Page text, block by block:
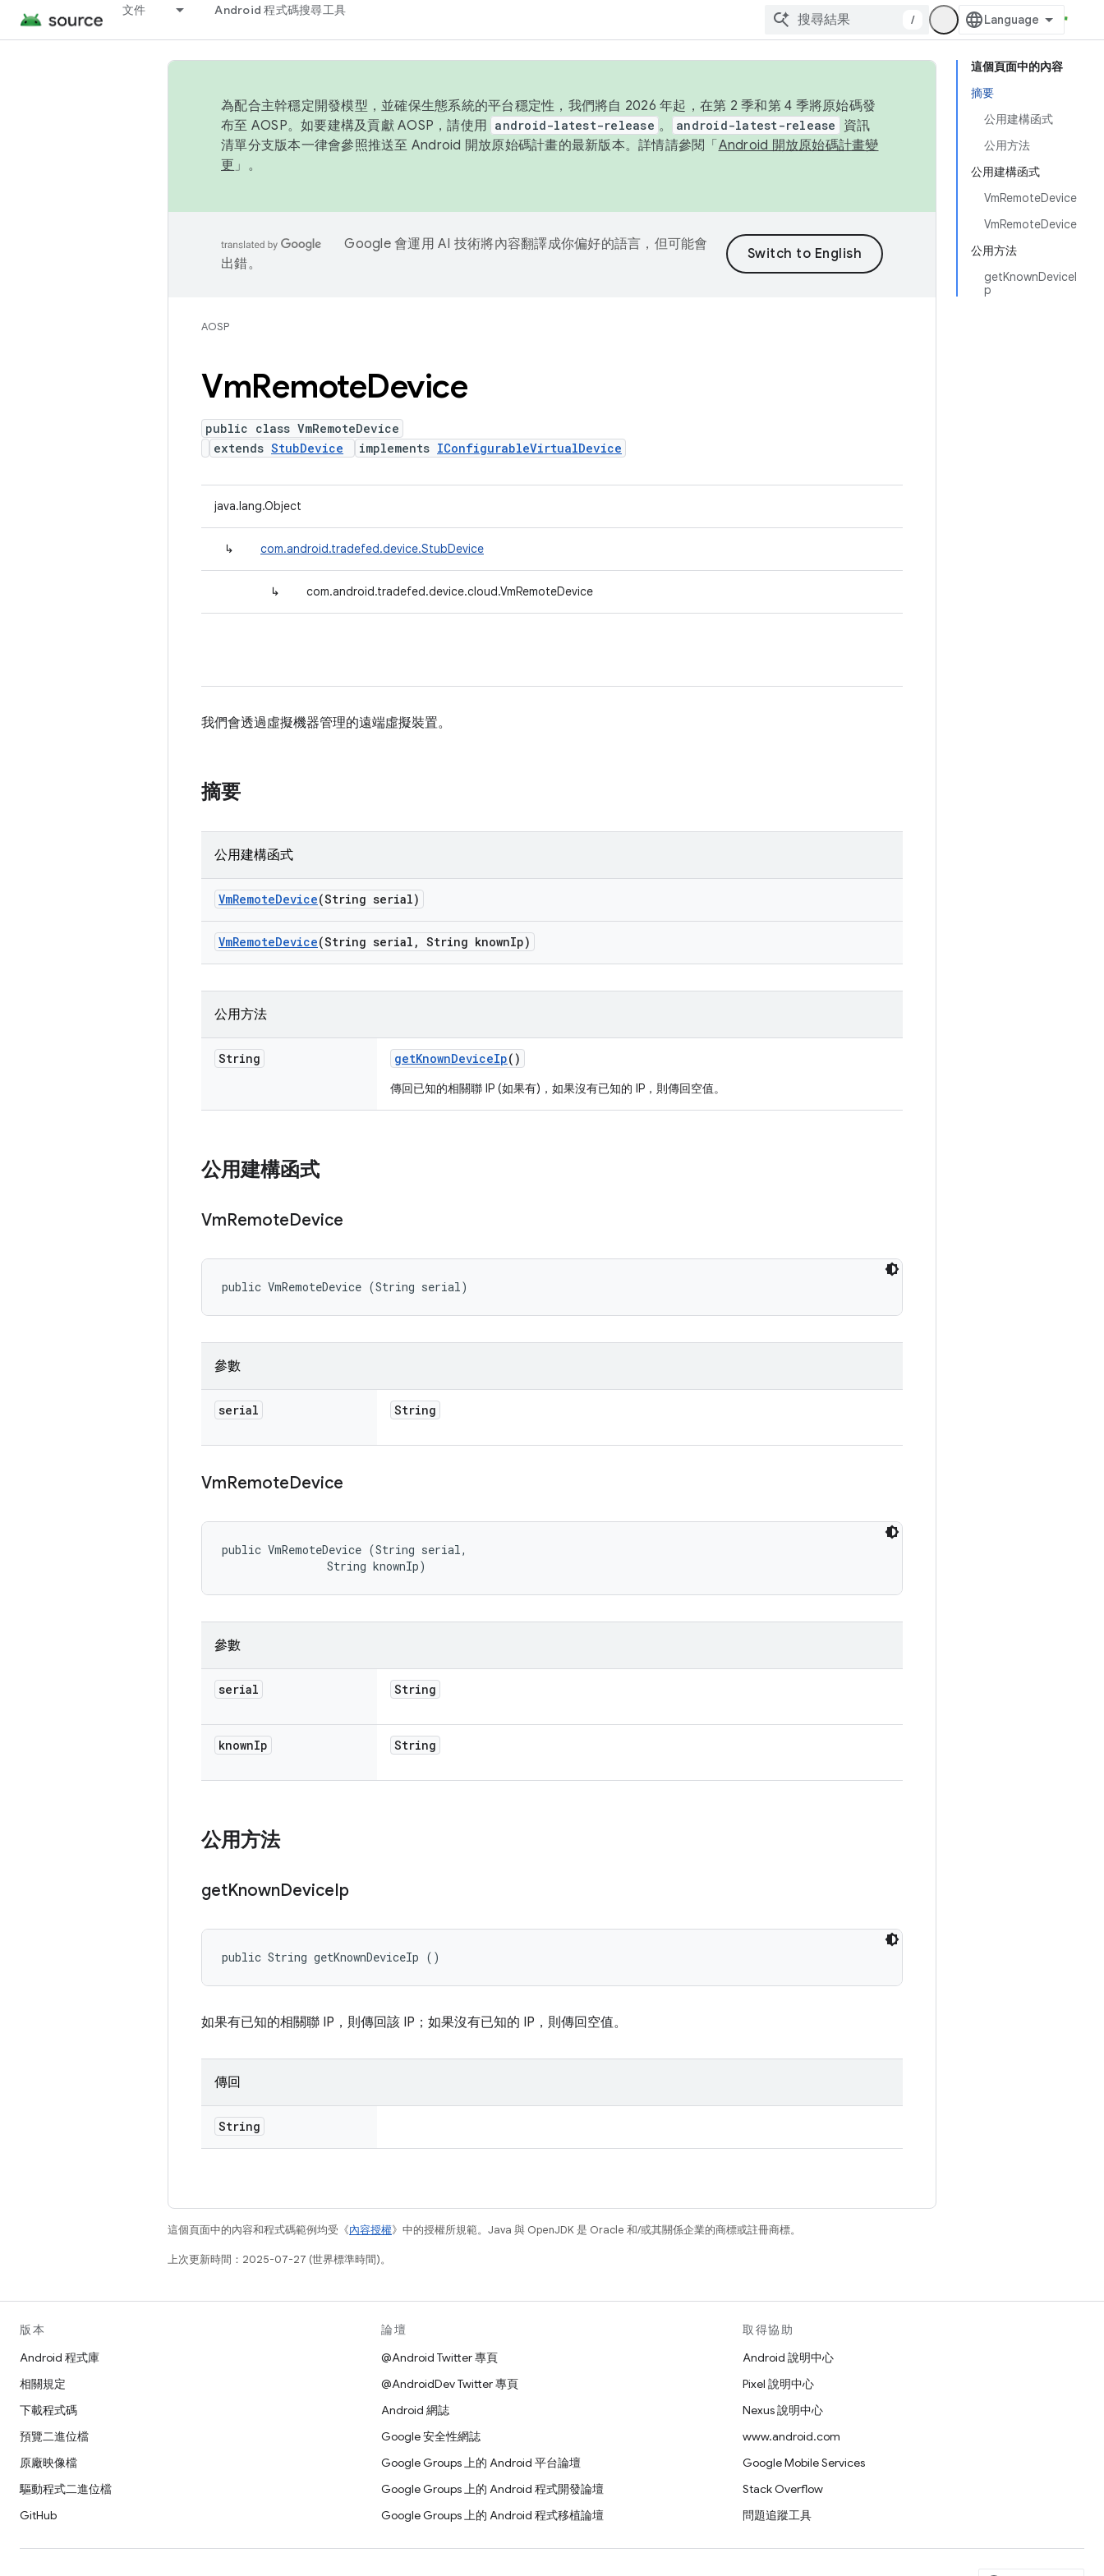
文件 Android 程式碼搜尋工具
/
這個頁面中的內容
摘要
公用建構函式
公用方法
公用建構函式
VmRemoteDevice
VmRemoteDevice
公用方法
getKnownDeviceI
p
為配合主幹穩定開發模型，並確保生態系統的平台穩定性，我們將自 2026 年起，在第 2 季和第 4 季將原始碼發
布至 AOSP。如要建構及貢獻 AOSP，請使用 android-latest-release 。 android-latest-release
資訊
清單分支版本一律會參照推送至 Android 開放原始碼計畫的最新版本。詳情請參閱「 Android 開放原始碼計畫變
更 」。
Google 會運用 AI 技術將內容翻譯成你偏好的語言，但可能會
出錯。
AOSP
VmRemoteDevice
public class VmRemoteDevice
extends StubDevice implements IConfigurableVirtualDevice
java.lang.Object
↳ com.android.tradefed.device.StubDevice
↳ com.android.tradefed.device.cloud.VmRemoteDevice
我們會透過虛擬機器管理的遠端虛擬裝置。
摘要
公用建構函式
VmRemoteDevice(String serial)
VmRemoteDevice(String serial , String knownIp)
公用方法
String getKnownDeviceIp()
傳回已知的相關聯 IP (如果有)，如果沒有已知的 IP，則傳回空值。
公用建構函式
VmRemoteDevice
public VmRemoteDevice (String serial)
參數
serial String
VmRemoteDevice
public VmRemoteDevice (String serial,
                String knownIp)
參數
serial String
knownIp String
公用方法
getKnownDeviceIp
public String getKnownDeviceIp ()
如果有已知的相關聯 IP，則傳回該 IP；如果沒有已知的 IP，則傳回空值。
傳回
String
這個頁面中的內容和程式碼範例均受《內容授權》中的授權所規範。Java 與 OpenJDK 是 Oracle 和/或其關係企業的商標或註冊商標。
上次更新時間：2025-07-27 (世界標準時間)。
版本
Android 程式庫
相關規定
下載程式碼
預覽二進位檔
原廠映像檔
驅動程式二進位檔
GitHub
論壇
@Android Twitter 專頁
@AndroidDev Twitter 專頁
Android 網誌
Google 安全性網誌
Google Groups 上的 Android 平台論壇
Google Groups 上的 Android 程式開發論壇
Google Groups 上的 Android 程式移植論壇
取得協助
Android 說明中心
Pixel 說明中心
Nexus 說明中心
www.android.com
Google Mobile Services
Stack Overflow
問題追蹤工具